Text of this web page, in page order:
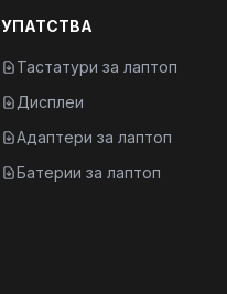
УПАТСТВА
Тастатури за лаптоп
Дисплеи
Адаптери за лаптоп
Батерии за лаптоп